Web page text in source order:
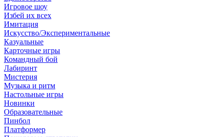
Игровое шоу
Избей их всех
Имитация
Искусство/Экспериментальные
Казуальные
Карточные игры
Командный бой
Лабиринт
Мистерия
Музыка и ритм
Настольные игры
Новинки
Образовательные
Пинбол
Платформер